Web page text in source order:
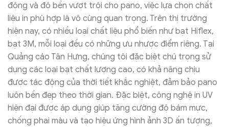
động và độ bền vượt trội cho pano, việc lựa chọn chất
liệu in phù hợp là vô cùng quan trọng. Trên thị trường
hiện nay, có nhiều loại chất liệu phổ biến như bạt Hiflex,
bạt 3M, mỗi loại đều có những ưu nhược điểm riêng. Tại
Quảng cáo Tân Hưng, chúng tôi đặc biệt chú trọng sử
dụng các loại bạt chất lượng cao, có khả năng chịu
được tác động của thời tiết khắc nghiệt, đảm bảo pano
luôn bền đẹp theo thời gian. Đặc biệt, công nghệ in UV
hiện đại được áp dụng giúp tăng cường độ bám mực,
chống phai màu và tạo hiệu ứng hình ảnh 3D ấn tượng,